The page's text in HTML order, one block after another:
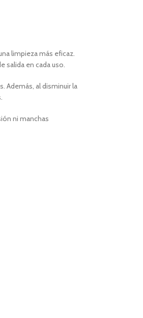
limpieza más eficaz.
salida en cada uso.
Además, al disminuir la
ni manchas